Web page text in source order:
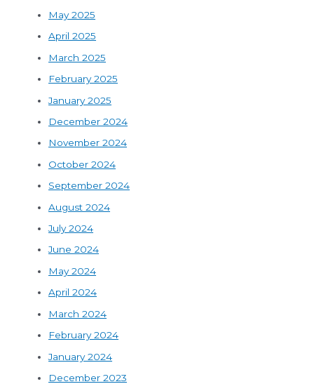
May 2025
April 2025
March 2025
February 2025
January 2025
December 2024
November 2024
October 2024
September 2024
August 2024
July 2024
June 2024
May 2024
April 2024
March 2024
February 2024
January 2024
December 2023